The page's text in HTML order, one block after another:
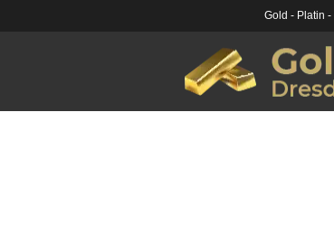
Gold - Platin